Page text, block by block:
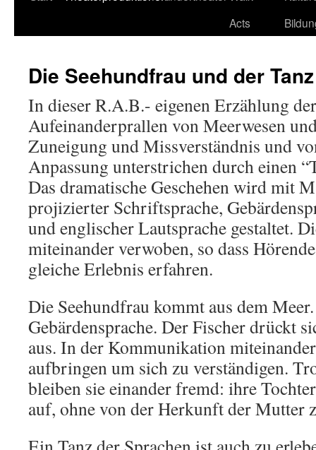
Acts
Die Seehundfrau und der
In dieser R.A.B.- eigenen Erzählung
Aufeinanderprallen von Meerwesen
Zuneigung und Missverständnis und
Anpassung unterstrichen durch einen
Das dramatische Geschehen wird mit
projizierter Schriftsprache,
und englischer Lautsprache gestaltet.
miteinander verwoben, so dass
gleiche Erlebnis erfahren.
Die Seehundfrau kommt aus dem
Gebärdensprache. Der Fischer drückt
aus. In der Kommunikation
aufbringen um sich zu verständigen.
bleiben sie einander fremd: ihre
auf, ohne von der Herkunft der Mutter